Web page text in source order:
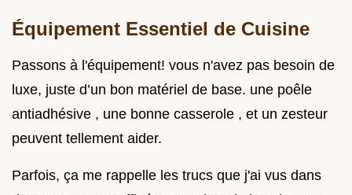
Équipement Essentiel de Cuisine
Passons à l'équipement! vous n'avez pas besoin de
luxe, juste d’un bon matériel de base. une poêle
antiadhésive , une bonne casserole , et un zesteur
peuvent tellement aider.
Parfois, ça me rappelle les trucs que j'ai vus dans